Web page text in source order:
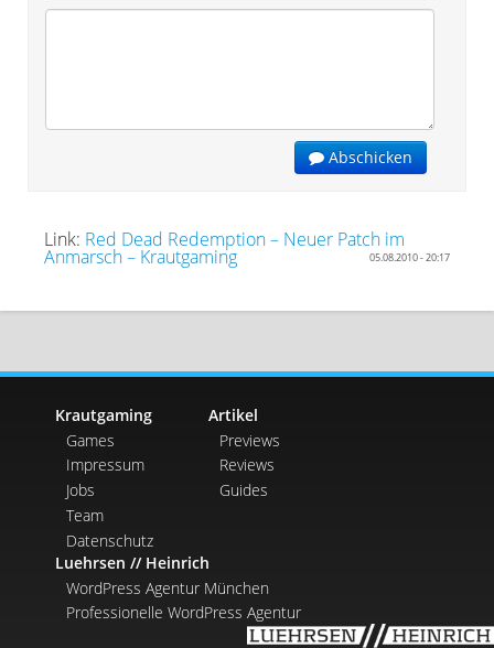
Abschicken
Link: Red Dead Redemption – Neuer Patch im
Anmarsch – Krautgaming 05.08.2010 - 20:17
Krautgaming
Games
Impressum
Jobs
Team
Datenschutz
Artikel
Previews
Reviews
Guides
Luehrsen // Heinrich
WordPress Agentur München
Professionelle WordPress Agentur